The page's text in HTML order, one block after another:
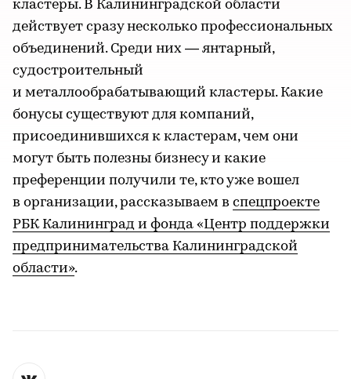
кластеры. В Калининградской области
действует сразу несколько профессиональных
объединений. Среди них — янтарный,
судостроительный
и металлообрабатывающий кластеры. Какие
бонусы существуют для компаний,
присоединившихся к кластерам, чем они
могут быть полезны бизнесу и какие
преференции получили те, кто уже вошел
в организации, рассказываем в спецпроекте
РБК Калининград и фонда «Центр поддержки
предпринимательства Калининградской
области».